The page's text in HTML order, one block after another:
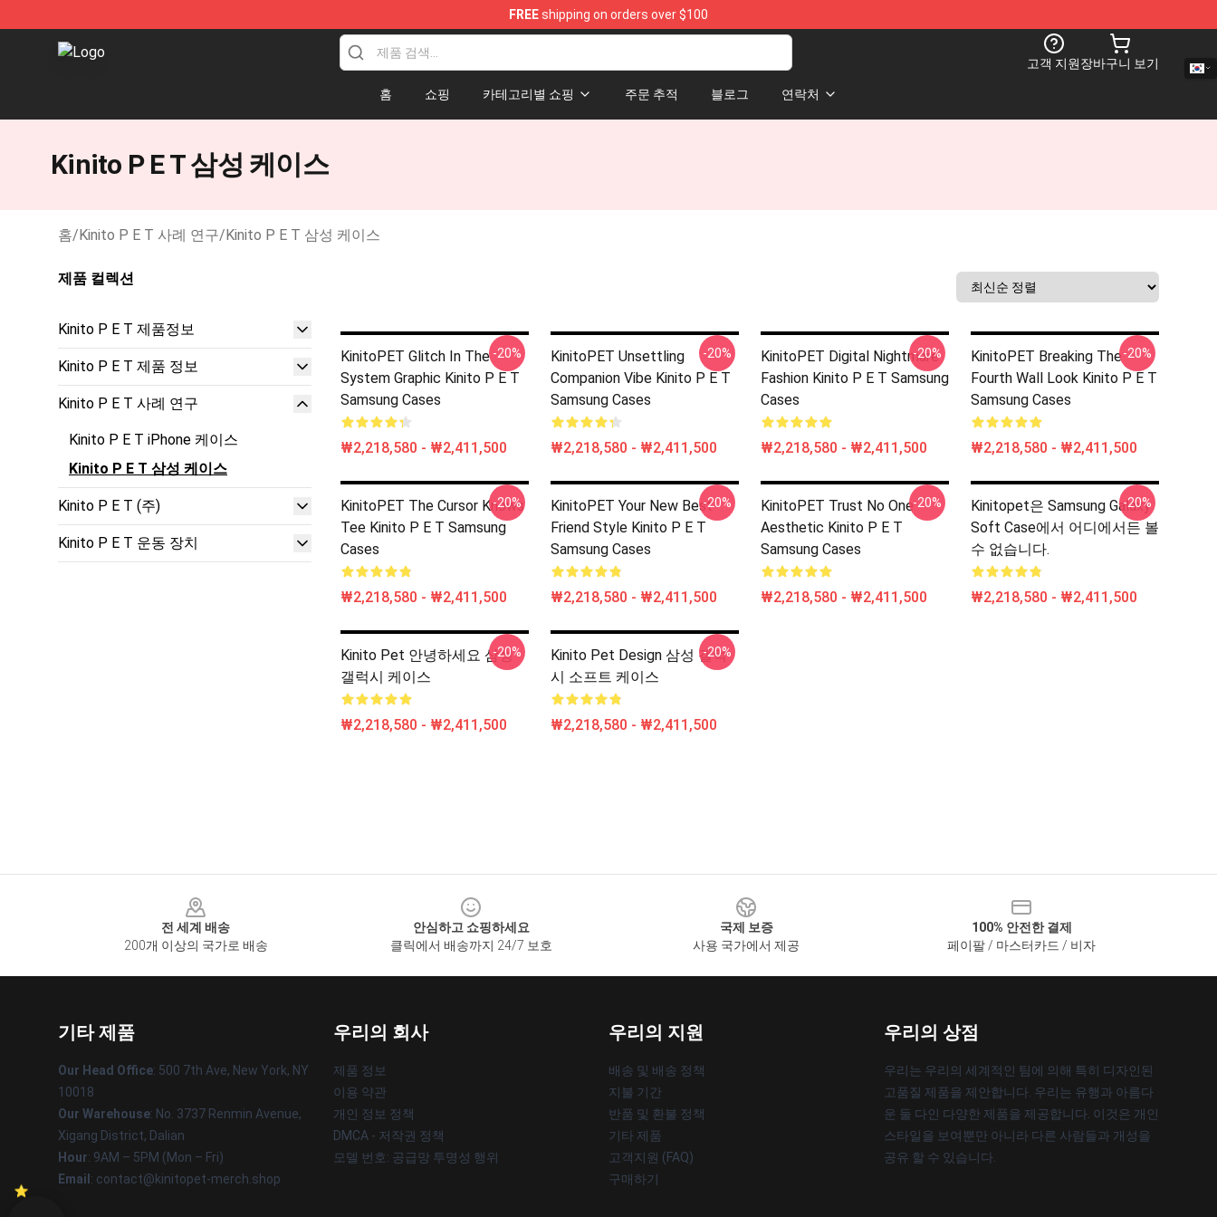
FREEshipping on orders over $100
Kinito P E T Shop - Official Kinito P E T Merchandise Store
고객 지원장바구니 보기
홈 쇼핑 카테고리별 쇼핑 주문 추적 블로그 연락처
Kinito P E T 삼성 케이스
홈/Kinito P E T 사례 연구/Kinito P E T 삼성 케이스
제품 컬렉션
Kinito P E T 제품정보
Kinito P E T 제품 정보
Kinito P E T 사례 연구
Kinito P E T iPhone 케이스
Kinito P E T 삼성 케이스
Kinito P E T (주)
Kinito P E T 운동 장치
KinitoPET Glitch In The
System Graphic Kinito P E T
Samsung Cases
₩2,218,580 - ₩2,411,500
-20%
KinitoPET Unsettling
Companion Vibe Kinito P E T
Samsung Cases
₩2,218,580 - ₩2,411,500
-20%
KinitoPET Digital Nightmare
Fashion Kinito P E T Samsung
Cases
₩2,218,580 - ₩2,411,500
-20%
KinitoPET Breaking The
Fourth Wall Look Kinito P E T
Samsung Cases
₩2,218,580 - ₩2,411,500
-20%
KinitoPET The Cursor Knows
Tee Kinito P E T Samsung
Cases
₩2,218,580 - ₩2,411,500
-20%
KinitoPET Your New Best
Friend Style Kinito P E T
Samsung Cases
₩2,218,580 - ₩2,411,500
-20%
KinitoPET Trust No One
Aesthetic Kinito P E T
Samsung Cases
₩2,218,580 - ₩2,411,500
-20%
Kinitopet은 Samsung Galaxy
Soft Case에서 어디에서든 볼
수 없습니다.
₩2,218,580 - ₩2,411,500
-20%
Kinito Pet 안녕하세요 삼성
갤럭시 케이스
₩2,218,580 - ₩2,411,500
-20%
Kinito Pet Design 삼성 갤럭
시 소프트 케이스
₩2,218,580 - ₩2,411,500
-20%
전 세계 배송
200개 이상의 국가로 배송
안심하고 쇼핑하세요
클릭에서 배송까지 24/7 보호
국제 보증
사용 국가에서 제공
100% 안전한 결제
페이팔 / 마스터카드 / 비자
기타 제품
Our Head Office: 500 7th Ave, New York, NY
10018
Our Warehouse: No. 3737 Renmin Avenue,
Xigang District, Dalian
Hour: 9AM – 5PM (Mon – Fri)
Email : contact@kinitopet-merch.shop
우리의 회사
제품 정보
이용 약관
개인 정보 정책
DMCA - 저작권 정책
모델 번호: 공급망 투명성 행위
우리의 지원
배송 및 배송 정책
지불 기간
반품 및 환불 정책
기타 제품
고객지원 (FAQ)
구매하기
우리의 상점
우리는 우리의 세계적인 팀에 의해 특히 디자인된
고품질 제품을 제안합니다. 우리는 유행과 아름다
운 둘 다인 다양한 제품을 제공합니다. 이것은 개인
스타일을 보여뿐만 아니라 다른 사람들과 개성을
공유 할 수 있습니다.